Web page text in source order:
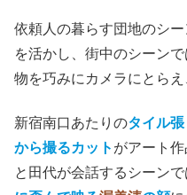
依頼人の暮らす団地のシ
を活かし、街中のシーン
物を巧みにカメラにとら
新宿南口あたりのタイル
から撮るカット がアート
と田代が会話するシーンで